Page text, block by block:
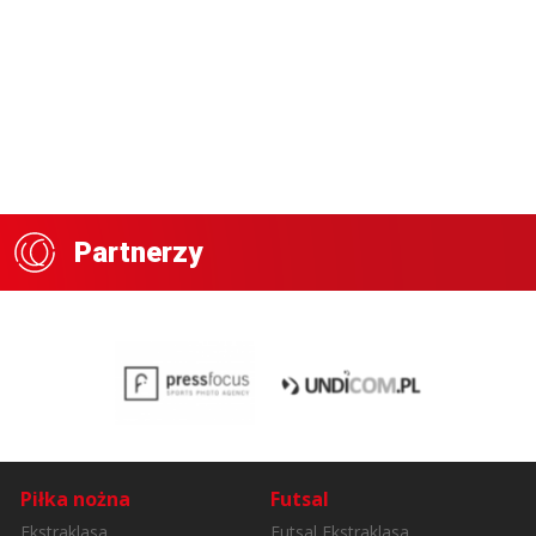
Partnerzy
Piłka nożna Futsal